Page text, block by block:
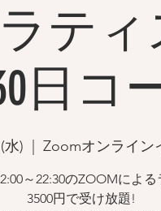
ティ
日コ
水) Zoomオンライン
～22:30のZOOMによ
3500円で受け放題!